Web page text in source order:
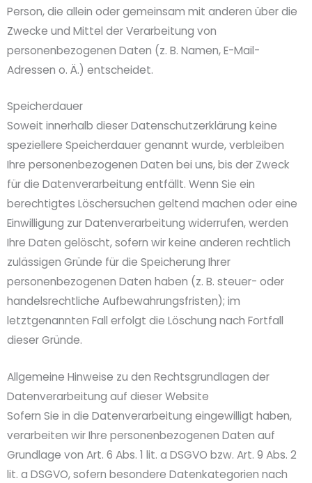
Person, die allein oder gemeinsam mit anderen über die
Zwecke und Mittel der Verarbeitung von
personenbezogenen Daten (z. B. Namen, E-Mail-
Adressen o. Ä.) entscheidet.
Speicherdauer
Soweit innerhalb dieser Datenschutzerklärung keine
speziellere Speicherdauer genannt wurde, verbleiben
Ihre personenbezogenen Daten bei uns, bis der Zweck
für die Datenverarbeitung entfällt. Wenn Sie ein
berechtigtes Löschersuchen geltend machen oder eine
Einwilligung zur Datenverarbeitung widerrufen, werden
Ihre Daten gelöscht, sofern wir keine anderen rechtlich
zulässigen Gründe für die Speicherung Ihrer
personenbezogenen Daten haben (z. B. steuer- oder
handelsrechtliche Aufbewahrungsfristen); im
letztgenannten Fall erfolgt die Löschung nach Fortfall
dieser Gründe.
Allgemeine Hinweise zu den Rechtsgrundlagen der
Datenverarbeitung auf dieser Website
Sofern Sie in die Datenverarbeitung eingewilligt haben,
verarbeiten wir Ihre personenbezogenen Daten auf
Grundlage von Art. 6 Abs. 1 lit. a DSGVO bzw. Art. 9 Abs. 2
lit. a DSGVO, sofern besondere Datenkategorien nach